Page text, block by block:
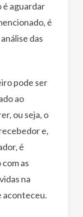
é aguardar
é
das
pode ser
ao
ou seja, o
e,
é
as
na
aconteceu.